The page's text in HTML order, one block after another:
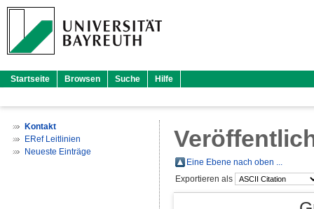
Startseite Browsen Suche Hilfe
Kontakt
ERef Leitlinien
Neueste Einträge
Eine Ebene nach oben ...
Exportieren als